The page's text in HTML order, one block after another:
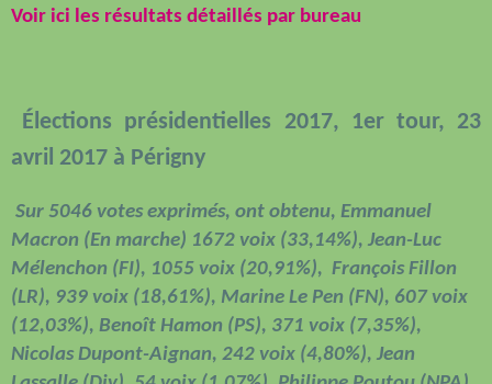
Voir ici les résultats détaillés par bureau
Élections présidentielles 2017, 1er tour, 23
avril 2017 à Périgny
Sur 5046 votes exprimés, ont obtenu, Emmanuel
Macron (En marche) 1672 voix (33,14%), Jean-Luc
Mélenchon (FI), 1055 voix (20,91%), François Fillon
(LR), 939 voix (18,61%), Marine Le Pen (FN), 607 voix
(12,03%), Benoît Hamon (PS), 371 voix (7,35%),
Nicolas Dupont-Aignan, 242 voix (4,80%), Jean